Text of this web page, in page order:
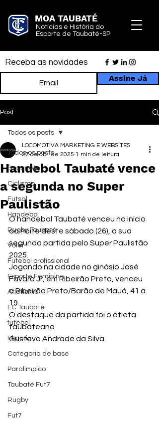
MOA TAUBATÉ
Notícias e História do
Esporte de Taubaté-SP
Receba as novidades
Assine Já
Post
Todos os posts
Basquete
Ciclismo
Futsal
Handebol
Rugby Taubaté
Vôlei
Futebol profissional
Esporte Feminino
Atletismo
EC Taubaté
futebol
História
Categoria de base
Paralímpico
Taubaté Fut7
Rugby
Fut7
Todos os posts
Handebol Taubaté vence
a segunda no Super
Paulistão
LOCOMOTIVA MARKETING E WEBSITES
27 de abr. de 2025 1 min de leitura
O handebol Taubaté venceu no início
da noite deste sábado (26), a sua
segunda partida pelo Super Paulistão
2025.
Jogando na cidade no ginásio José
Favaro Jr, em Ribeirão Preto, venceu
o Ribeirão Preto/Barão de Mauá, 41 a
19.
O destaque da partida foi o atleta
taubateano
Gustavo Andrade da Silva.